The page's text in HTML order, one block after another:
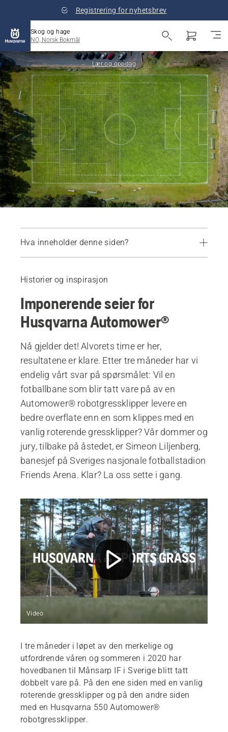
Registrering for nyhetsbrev
Skog og hage
NO, Norsk Bokmål
Lær og oppdag
Hva inneholder denne siden?
Rotdybde
Bedre sportsforhold
Produkter
Historier og inspirasjon
Imponerende seier for
Husqvarna Automower®
Nå gjelder det! Alvorets time er her,
resultatene er klare. Etter tre måneder har vi
endelig vårt svar på spørsmålet: Vil en
fotballbane som blir tatt vare på av en
Automower® robotgressklipper levere en
bedre overflate enn en som klippes med en
vanlig roterende gressklipper? Vår dommer og
jury, tilbake på åstedet, er Simeon Liljenberg,
banesjef på Sveriges nasjonale fotballstadion
Friends Arena. Klar? La oss sette i gang.
Video
I tre måneder i løpet av den merkelige og
utfordrende våren og sommeren i 2020 har
hovedbanen til Månsarp IF i Sverige blitt tatt
dobbelt vare på. På den ene siden med en vanlig
roterende gressklipper og på den andre siden
med en Husqvarna 550 Automower®
robotgressklipper.